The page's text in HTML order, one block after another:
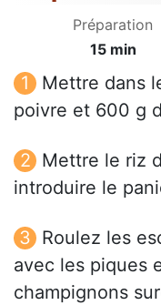
Préparation
15 min
Mettre dans
poivre et 600 g
Mettre le riz
introduire le
Roulez les
avec les piques
champignons